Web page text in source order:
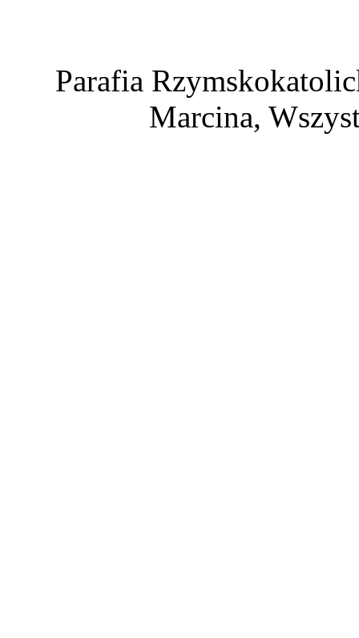
Parafia
Marcina,